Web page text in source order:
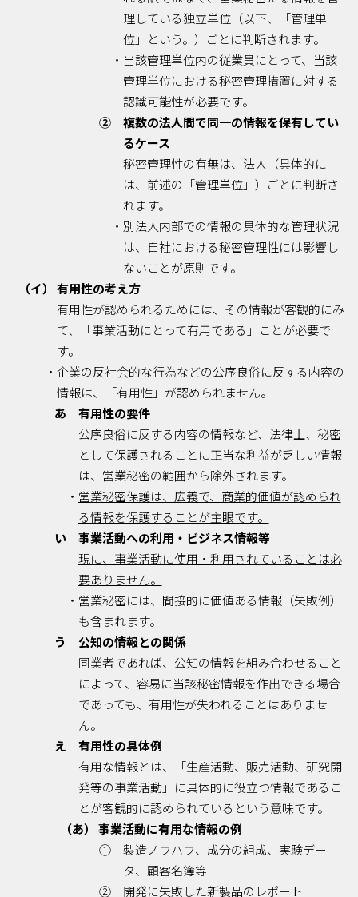
理している独立単位（以下、「管理単
位」という。）ごとに判断されます。
・当該管理単位内の従業員にとって、当該
管理単位における秘密管理措置に対する
認識可能性が必要です。
② 複数の法人間で同一の情報を保有してい
るケース
秘密管理性の有無は、法人（具体的に
は、前述の「管理単位」）ごとに判断さ
れます。
・別法人内部での情報の具体的な管理状況
は、自社における秘密管理性には影響し
ないことが原則です。
（イ） 有用性の考え方
有用性が認められるためには、その情報が客観的にみ
て、「事業活動にとって有用である」ことが必要で
す。
・企業の反社会的な行為などの公序良俗に反する内容の
情報は、「有用性」が認められません。
あ 有用性の要件
公序良俗に反する内容の情報など、法律上、秘密
として保護されることに正当な利益が乏しい情報
は、営業秘密の範囲から除外されます。
・ 営業秘密保護は、広義で、商業的価値が認められ
る情報を保護することが主眼です。
い 事業活動への利用・ビジネス情報等
現に、事業活動に使用・利用されていることは必
要ありません。
・営業秘密には、間接的に価値ある情報（失敗例）
も含まれます。
う 公知の情報との関係
同業者であれば、公知の情報を組み合わせること
によって、容易に当該秘密情報を作出できる場合
であっても、有用性が失われることはありませ
ん。
え 有用性の具体例
有用な情報とは、「生産活動、販売活動、研究開
発等の事業活動」に具体的に役立つ情報であるこ
とが客観的に認められているという意味です。
（あ） 事業活動に有用な情報の例
① 製造ノウハウ、成分の組成、実験デー
タ、顧客名簿等
② 開発に失敗した新製品のレポート